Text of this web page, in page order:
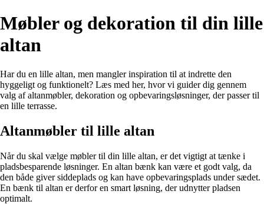
Møbler og dekoration til din lille
altan
Har du en lille altan, men mangler inspiration til at indrette den
hyggeligt og funktionelt? Læs med her, hvor vi guider dig gennem
valg af altanmøbler, dekoration og opbevaringsløsninger, der passer til
en lille terrasse.
Altanmøbler til lille altan
Når du skal vælge møbler til din lille altan, er det vigtigt at tænke i
pladsbesparende løsninger. En altan bænk kan være et godt valg, da
den både giver siddeplads og kan have opbevaringsplads under sædet.
En bænk til altan er derfor en smart løsning, der udnytter pladsen
optimalt.